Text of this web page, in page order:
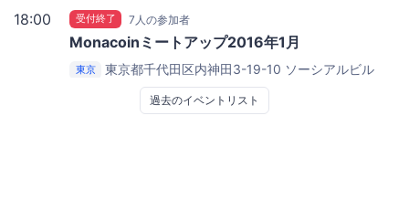
18:00 受付終了 7人の参加者
Monacoinミートアップ2016年1月
東京
東京都千代田区内神田3-19-10 ソーシアルビル
俺の魚を食ってみろ!! 神田本店
過去のイベントリスト